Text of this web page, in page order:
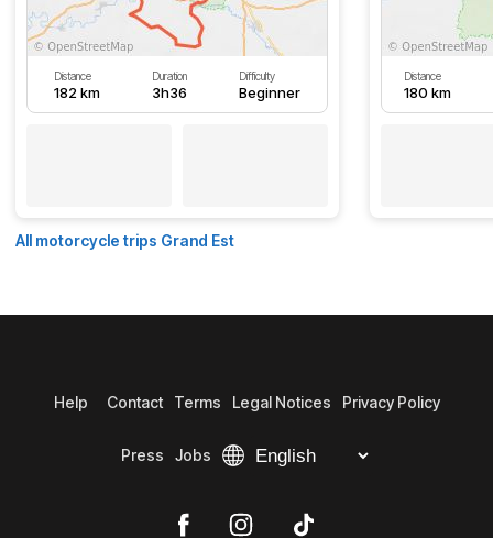
Distance
182 km
Duration
3h36
Difficulty
Beginner
Distance
180 km
All motorcycle trips Grand Est
Help Contact Terms Legal Notices Privacy Policy
Press Jobs